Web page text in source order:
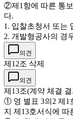
②제1항에 따른 통
다.
1. 입찰초청서 또는
2. 개발형공사의 경
의견
제12조 삭제
의견
제13조(계약 체결
① 영 별표 3의2 제1
지 제13호서식에 따